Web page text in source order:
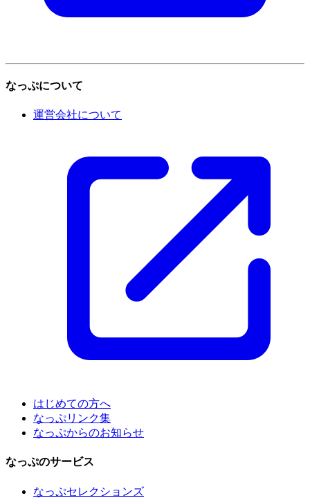
なっぷについて
運営会社について
はじめての方へ
なっぷリンク集
なっぷからのお知らせ
なっぷのサービス
なっぷセレクションズ